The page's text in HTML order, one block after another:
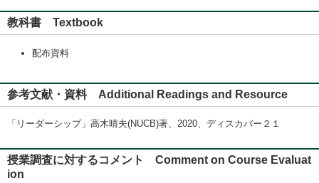
教科書 Textbook
配布資料
参考文献・資料 Additional Readings and Resource
「リーダーシップ」高木晴夫(NUCB)著、2020、ディスカバー２１
授業調査に対するコメント Comment on Course Evaluat
ion